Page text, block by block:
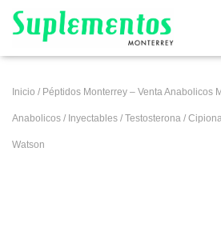
Inicio / Péptidos Monterrey – Venta Anabolicos
Anabolicos / Inyectables / Testosterona /
Watson